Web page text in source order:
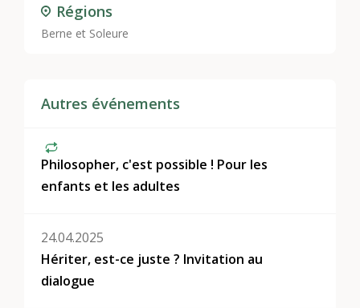
Régions
Berne et Soleure
Autres événements
Philosopher, c'est possible ! Pour les
enfants et les adultes
24.04.2025
Hériter, est-ce juste ? Invitation au
dialogue